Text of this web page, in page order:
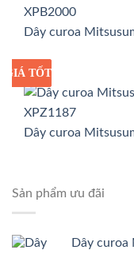
Dây curoa
GIÁ SỈ
GIÁ TỐT
Dây curoa
Sản phẩm ưu đãi
Dây curoa